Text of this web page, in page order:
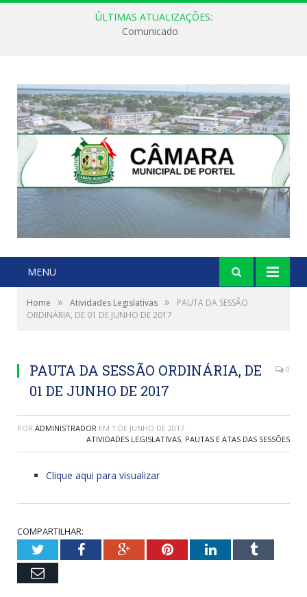
ÚLTIMAS ATUALIZAÇÕES:
Comunicado
MENU
Home » Atividades Legislativas »
PAUTA DA SESSÃO
ORDINÁRIA, DE 01 DE JUNHO DE 2017
PAUTA DA SESSÃO ORDINÁRIA, DE
01 DE JUNHO DE 2017
0
POR ADMINISTRADOR EM 1 DE JUNHO DE 2017
ATIVIDADES LEGISLATIVAS, PAUTAS E ATAS DAS SESSÕES
Clique aqui para visualizar
COMPARTILHAR:
TwitterFacebookGoogle+PinterestLinkedInTumblr
Email